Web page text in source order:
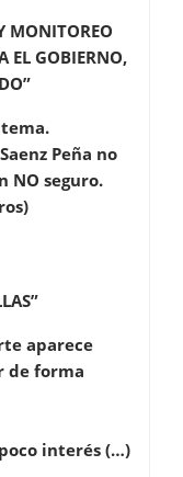
MONITOREO
EL GOBIERNO,
Peña no
NO seguro.
aparece
de forma
interés (…)